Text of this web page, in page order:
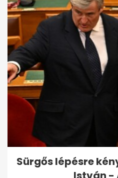
Sürgős lépésre